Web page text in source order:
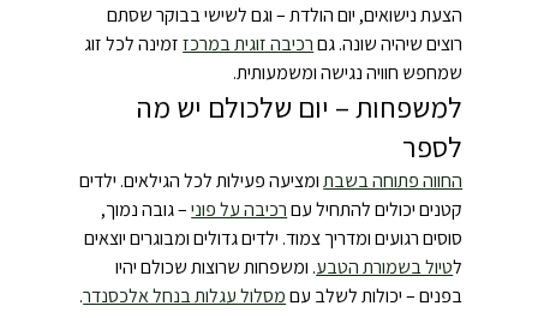
הצעת נישואים, יום הולדת – וגם לשישי בבוקר שסתם
רוצים שיהיה שונה. גם רכיבה זוגית במרכז זמינה לכל זוג
שמחפש חוויה נגישה ומשמעותית.
למשפחות – יום שלכולם יש מה
לספר
החווה פתוחה בשבת ומציעה פעילות לכל הגילאים. ילדים
קטנים יכולים להתחיל עם רכיבה על פוני – גובה נמוך,
סוסים רגועים ומדריך צמוד. ילדים גדולים ומבוגרים יוצאים
לטיול בשמורת הטבע. ומשפחות שרוצות שכולם יהיו
בפנים – יכולות לשלב עם מסלול עגלות בנחל אלכסנדר.